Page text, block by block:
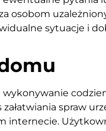
osobom
sytuacje i
spraw